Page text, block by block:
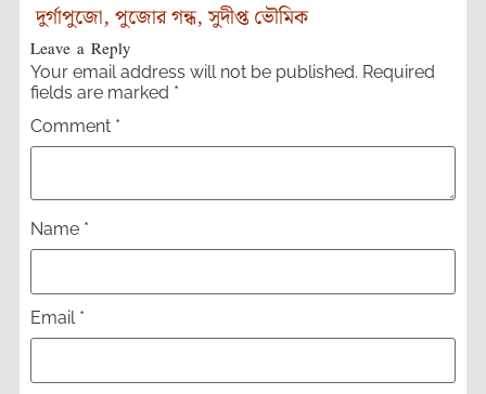
দুর্গাপুজো, পুজোর গন্ধ,সুদীপ্ত ভৌমিক
Leave a Reply
Your email address will not be published. Required
fields are marked *
Comment *
Name *
Email *